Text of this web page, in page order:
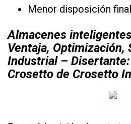
Menor disposición
Almacenes
Ventaja, Optimización,
Industrial –
Crosetto de Crosetto